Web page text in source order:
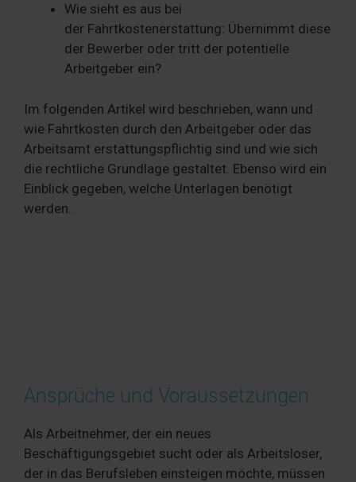
Wie sieht es aus bei
der Fahrtkostenerstattung: Übernimmt diese
der Bewerber oder tritt der potentielle
Arbeitgeber ein?
Im folgenden Artikel wird beschrieben, wann und
wie Fahrtkosten durch den Arbeitgeber oder das
Arbeitsamt erstattungspflichtig sind und wie sich
die rechtliche Grundlage gestaltet. Ebenso wird ein
Einblick gegeben, welche Unterlagen benötigt
werden.
Ansprüche und Voraussetzungen
Als Arbeitnehmer, der ein neues
Beschäftigungsgebiet sucht oder als Arbeitsloser,
der in das Berufsleben einsteigen möchte, müssen